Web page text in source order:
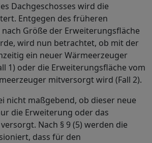
Dachgeschosses wird die
Entgegen des früheren
nach Größe der Erweiterungsfläche
wird nun betrachtet, ob mit der
ein neuer Wärmeerzeuger
1) oder die Erweiterungsfläche vom
mitversorgt wird (Fall 2).
nicht maßgebend, ob dieser neue
die Erweiterung oder das
Nach § 9 (5) werden die
dass für den